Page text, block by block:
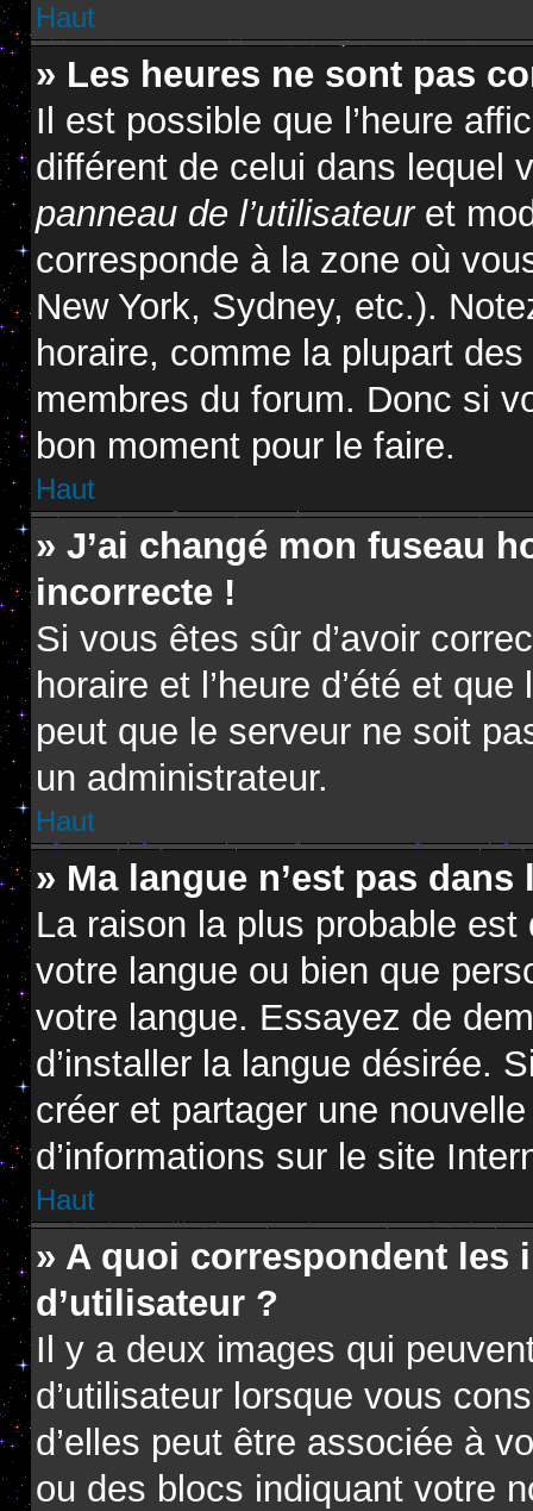
Haut
» Les heures ne sont pas
Il est possible que l’heure
différent de celui dans lequel
panneau de l’utilisateuret
corresponde à la zone où
New York, Sydney, etc.).
horaire, comme la plupart
membres du forum. Donc si
bon moment pour le faire.
Haut
» J’ai changé mon fuseau
incorrecte !
Si vous êtes sûr d’avoir
horaire et l’heure d’été et
peut que le serveur ne soit
un administrateur.
Haut
» Ma langue n’est pas dans
La raison la plus probable est
votre langue ou bien que
votre langue. Essayez de
d’installer la langue désirée.
créer et partager une
d’informations sur le site
Haut
» A quoi correspondent les
d’utilisateur ?
Il y a deux images qui
d’utilisateur lorsque vous
d’elles peut être associée à
ou des blocs indiquant votre